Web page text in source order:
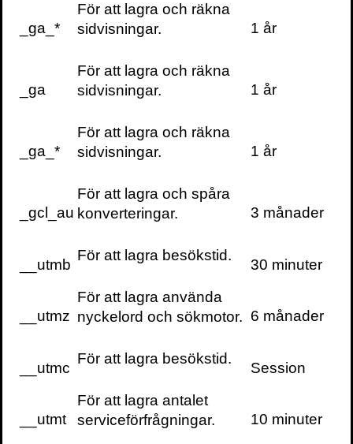
_ga_*
För att lagra och räkna
sidvisningar.
1 år
_ga
För att lagra och räkna
sidvisningar.
1 år
_ga_*
För att lagra och räkna
sidvisningar.
1 år
_gcl_au
För att lagra och spåra
konverteringar.
3 månader
__utmb
För att lagra besökstid.
30 minuter
__utmz
För att lagra använda
nyckelord och sökmotor. 6 månader
__utmc
För att lagra besökstid.
Session
__utmt
För att lagra antalet
serviceförfrågningar.
10 minuter